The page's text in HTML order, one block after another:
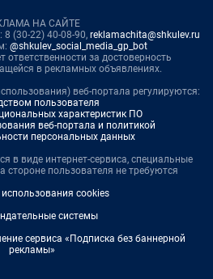
НА САЙТЕ
(30-22) 40-08-90, reklamachita@shkulev.ru
@shkulev_social_media_gp_bot
ответственности за достоверность
в рекламных объявлениях.
веб-портала регулируются:
пользователя
характеристик ПО
веб-портала и политикой
персональных данных
в виде интернет-сервиса, специальные
стороне пользователя не требуются
cookies
системы
сервиса «Подписка без баннерной
рекламы»